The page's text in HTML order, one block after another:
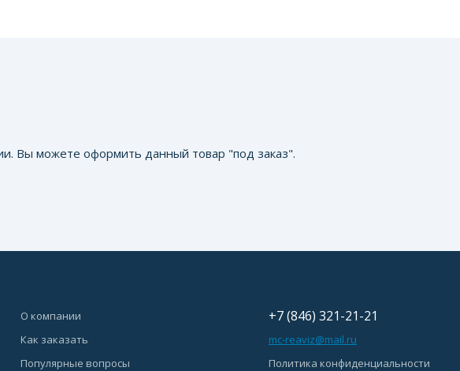
Вы можете оформить данный товар "под заказ".
О компании
Как заказать
Популярные вопросы
+7 (846) 321-21-21
mc-reaviz@mail.ru
Политика конфиденциальности